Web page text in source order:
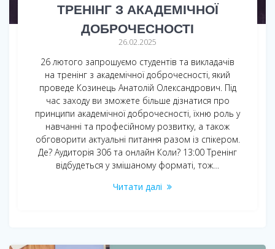
ТРЕНІНГ З АКАДЕМІЧНОЇ
ДОБРОЧЕСНОСТІ
26.02.2025
26 лютого запрошуємо студентів та викладачів
на тренінг з академічної доброчесності, який
проведе Козинець Анатолій Олександрович. Під
час заходу ви зможете більше дізнатися про
принципи академічної доброчесності, їхню роль у
навчанні та професійному розвитку, а також
обговорити актуальні питання разом із спікером.
Де? Аудиторія 306 та онлайн Коли? 13:00 Тренінг
відбудеться у змішаному форматі, тож…
Читати далі